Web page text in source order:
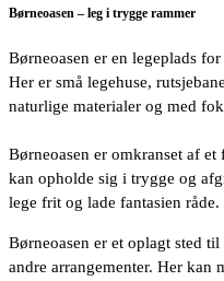
Børneoasen – leg i trygge rammer
Børneoasen er en legeplads
Her er små legehuse,
naturlige materialer og med
Børneoasen er omkranset af
kan opholde sig i trygge og
lege frit og lade fantasien råde.
Børneoasen er et oplagt sted
andre arrangementer. Her kan